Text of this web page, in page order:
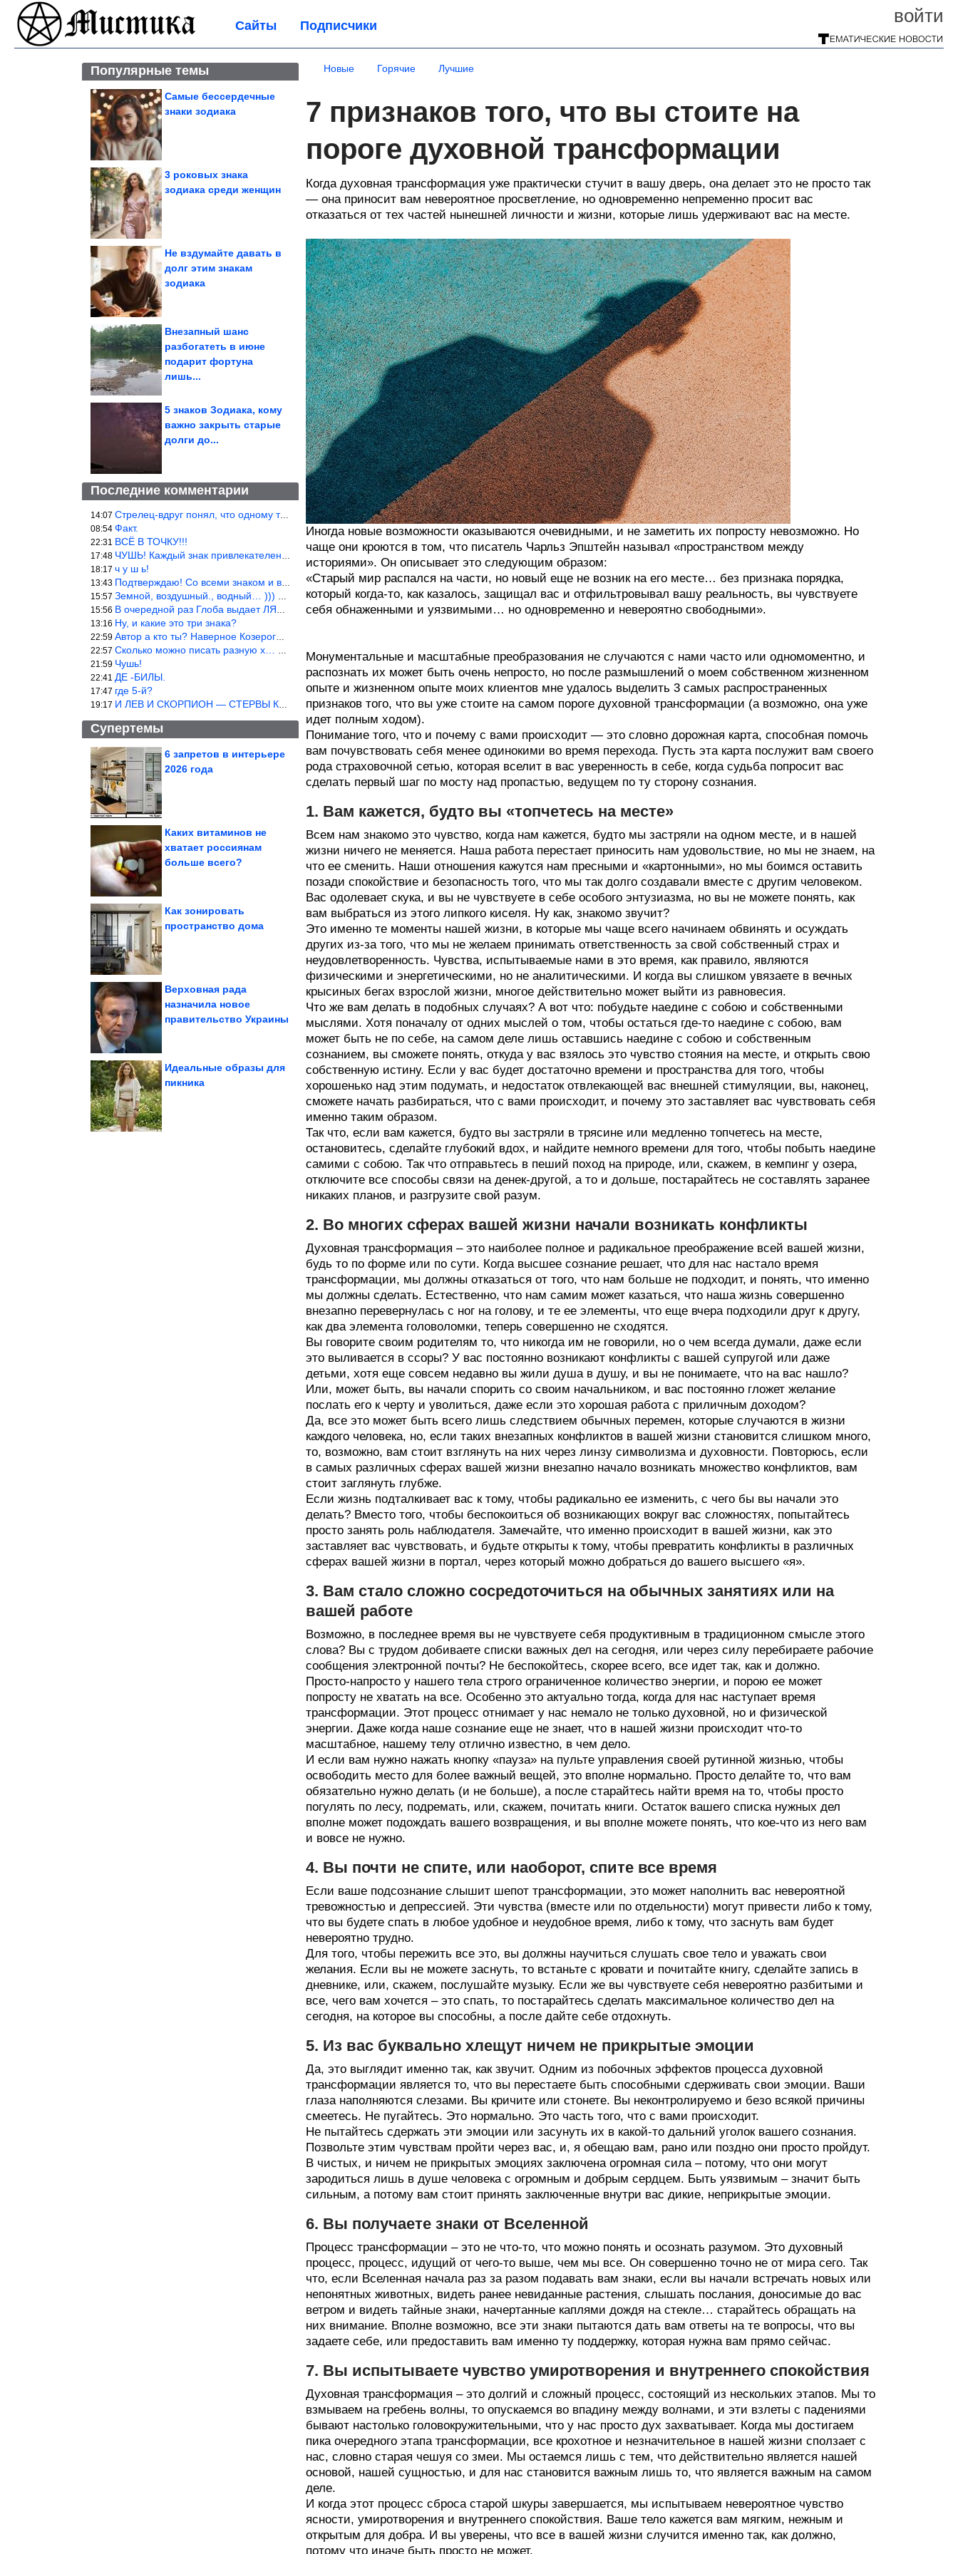
войти
Сайты Подписчики
Популярные темы
Самые бессердечные
знаки зодиака
3 роковых знака
зодиака среди женщин
Не вздумайте давать в
долг этим знакам
зодиака
Внезапный шанс
разбогатеть в июне
подарит фортуна
лишь...
5 знаков Зодиака, кому
важно закрыть старые
долги до...
Последние комментарии
14:07 Стрелец-вдруг понял, что одному то и жить легче.
08:54 Факт.
22:31 ВСЁ В ТОЧКУ!!!
17:48 ЧУШЬ! Каждый знак привлекателен! И среди Весов, Близнецов встреч
18:17 ч у ш ь!
13:43 Подтверждаю! Со всеми знаком и все одиноки и Я )))
15:57 Земной, воздушный., водный… ))) выбери сам трех из 9 )))
15:56 В очередной раз Глоба выдает ЛЯП! А корректоры, редакторы пропус
13:16 Ну, и какие это три знака?
22:59 Автор а кто ты? Наверное Козерог… Рога жена Рыба наставила ))
22:57 Сколько можно писать разную х… йню? Автор что то обкурился?
21:59 Чушь!
22:41 ДЕ -БИЛЫ.
17:47 где 5-й?
19:17 И ЛЕВ И СКОРПИОН — СТЕРВЫ КАКИХ ЕЩЕ ПОИСКАТЬ НАДО
Супертемы
Вещи, без которых
6 запретов в интерьере
2026 года
Каких витаминов не
хватает россиянам
больше всего?
Как зонировать
пространство дома
Супругов из России
Верховная рада
назначила новое
правительство Украины
Необычные идеи, после
Идеальные образы для
пикника
Новые Горячие Лучшие
7 признаков того, что вы стоите на
пороге духовной трансформации
Когда духовная трансформация уже практически стучит в вашу дверь, она делает это не просто так
— она приносит вам невероятное просветление, но одновременно непременно просит вас
отказаться от тех частей нынешней личности и жизни, которые лишь удерживают вас на месте.
Иногда новые возможности оказываются очевидными, и не заметить их попросту невозможно. Но
чаще они кроются в том, что писатель Чарльз Эпштейн называл «пространством между
историями». Он описывает это следующим образом:
«Старый мир распался на части, но новый еще не возник на его месте… без признака порядка,
который когда-то, как казалось, защищал вас и отфильтровывал вашу реальность, вы чувствуете
себя обнаженными и уязвимыми… но одновременно и невероятно свободными».
Монументальные и масштабные преобразования не случаются с нами часто или одномоментно, и
распознать их может быть очень непросто, но после размышлений о моем собственном жизненном
опыте и жизненном опыте моих клиентов мне удалось выделить 3 самых распространенных
признаков того, что вы уже стоите на самом пороге духовной трансформации (а возможно, она уже
идет полным ходом).
Понимание того, что и почему с вами происходит — это словно дорожная карта, способная помочь
вам почувствовать себя менее одинокими во время перехода. Пусть эта карта послужит вам своего
рода страховочной сетью, которая вселит в вас уверенность в себе, когда судьба попросит вас
сделать первый шаг по мосту над пропастью, ведущем по ту сторону сознания.
1. Вам кажется, будто вы «топчетесь на месте»
Всем нам знакомо это чувство, когда нам кажется, будто мы застряли на одном месте, и в нашей
жизни ничего не меняется. Наша работа перестает приносить нам удовольствие, но мы не знаем, на
что ее сменить. Наши отношения кажутся нам пресными и «картонными», но мы боимся оставить
позади спокойствие и безопасность того, что мы так долго создавали вместе с другим человеком.
Вас одолевает скука, и вы не чувствуете в себе особого энтузиазма, но вы не можете понять, как
вам выбраться из этого липкого киселя. Ну как, знакомо звучит?
Это именно те моменты нашей жизни, в которые мы чаще всего начинаем обвинять и осуждать
других из-за того, что мы не желаем принимать ответственность за свой собственный страх и
неудовлетворенность. Чувства, испытываемые нами в это время, как правило, являются
физическими и энергетическими, но не аналитическими. И когда вы слишком увязаете в вечных
крысиных бегах взрослой жизни, многое действительно может выйти из равновесия.
Что же вам делать в подобных случаях? А вот что: побудьте наедине с собою и собственными
мыслями. Хотя поначалу от одних мыслей о том, чтобы остаться где-то наедине с собою, вам
может быть не по себе, на самом деле лишь оставшись наедине с собою и собственным
сознанием, вы сможете понять, откуда у вас взялось это чувство стояния на месте, и открыть свою
собственную истину. Если у вас будет достаточно времени и пространства для того, чтобы
хорошенько над этим подумать, и недостаток отвлекающей вас внешней стимуляции, вы, наконец,
сможете начать разбираться, что с вами происходит, и почему это заставляет вас чувствовать себя
именно таким образом.
Так что, если вам кажется, будто вы застряли в трясине или медленно топчетесь на месте,
остановитесь, сделайте глубокий вдох, и найдите немного времени для того, чтобы побыть наедине
самими с собою. Так что отправьтесь в пеший поход на природе, или, скажем, в кемпинг у озера,
отключите все способы связи на денек-другой, а то и дольше, постарайтесь не составлять заранее
никаких планов, и разгрузите свой разум.
2. Во многих сферах вашей жизни начали возникать конфликты
Духовная трансформация – это наиболее полное и радикальное преображение всей вашей жизни,
будь то по форме или по сути. Когда высшее сознание решает, что для нас настало время
трансформации, мы должны отказаться от того, что нам больше не подходит, и понять, что именно
мы должны сделать. Естественно, что нам самим может казаться, что наша жизнь совершенно
внезапно перевернулась с ног на голову, и те ее элементы, что еще вчера подходили друг к другу,
как два элемента головоломки, теперь совершенно не сходятся.
Вы говорите своим родителям то, что никогда им не говорили, но о чем всегда думали, даже если
это выливается в ссоры? У вас постоянно возникают конфликты с вашей супругой или даже
детьми, хотя еще совсем недавно вы жили душа в душу, и вы не понимаете, что на вас нашло?
Или, может быть, вы начали спорить со своим начальником, и вас постоянно гложет желание
послать его к черту и уволиться, даже если это хорошая работа с приличным доходом?
Да, все это может быть всего лишь следствием обычных перемен, которые случаются в жизни
каждого человека, но, если таких внезапных конфликтов в вашей жизни становится слишком много,
то, возможно, вам стоит взглянуть на них через линзу символизма и духовности. Повторюсь, если
в самых различных сферах вашей жизни внезапно начало возникать множество конфликтов, вам
стоит заглянуть глубже.
Если жизнь подталкивает вас к тому, чтобы радикально ее изменить, с чего бы вы начали это
делать? Вместо того, чтобы беспокоиться об возникающих вокруг вас сложностях, попытайтесь
просто занять роль наблюдателя. Замечайте, что именно происходит в вашей жизни, как это
заставляет вас чувствовать, и будьте открыты к тому, чтобы превратить конфликты в различных
сферах вашей жизни в портал, через который можно добраться до вашего высшего «я».
3. Вам стало сложно сосредоточиться на обычных занятиях или на
вашей работе
Возможно, в последнее время вы не чувствуете себя продуктивным в традиционном смысле этого
слова? Вы с трудом добиваете списки важных дел на сегодня, или через силу перебираете рабочие
сообщения электронной почты? Не беспокойтесь, скорее всего, все идет так, как и должно.
Просто-напросто у нашего тела строго ограниченное количество энергии, и порою ее может
попросту не хватать на все. Особенно это актуально тогда, когда для нас наступает время
трансформации. Этот процесс отнимает у нас немало не только духовной, но и физической
энергии. Даже когда наше сознание еще не знает, что в нашей жизни происходит что-то
масштабное, нашему телу отлично известно, в чем дело.
И если вам нужно нажать кнопку «пауза» на пульте управления своей рутинной жизнью, чтобы
освободить место для более важный вещей, это вполне нормально. Просто делайте то, что вам
обязательно нужно делать (и не больше), а после старайтесь найти время на то, чтобы просто
погулять по лесу, подремать, или, скажем, почитать книги. Остаток вашего списка нужных дел
вполне может подождать вашего возвращения, и вы вполне можете понять, что кое-что из него вам
и вовсе не нужно.
4. Вы почти не спите, или наоборот, спите все время
Если ваше подсознание слышит шепот трансформации, это может наполнить вас невероятной
тревожностью и депрессией. Эти чувства (вместе или по отдельности) могут привести либо к тому,
что вы будете спать в любое удобное и неудобное время, либо к тому, что заснуть вам будет
невероятно трудно.
Для того, чтобы пережить все это, вы должны научиться слушать свое тело и уважать свои
желания. Если вы не можете заснуть, то встаньте с кровати и почитайте книгу, сделайте запись в
дневнике, или, скажем, послушайте музыку. Если же вы чувствуете себя невероятно разбитыми и
все, чего вам хочется – это спать, то постарайтесь сделать максимальное количество дел на
сегодня, на которое вы способны, а после дайте себе отдохнуть.
5. Из вас буквально хлещут ничем не прикрытые эмоции
Да, это выглядит именно так, как звучит. Одним из побочных эффектов процесса духовной
трансформации является то, что вы перестаете быть способными сдерживать свои эмоции. Ваши
глаза наполняются слезами. Вы кричите или стонете. Вы неконтролируемо и безо всякой причины
смеетесь. Не пугайтесь. Это нормально. Это часть того, что с вами происходит.
Не пытайтесь сдержать эти эмоции или засунуть их в какой-то дальний уголок вашего сознания.
Позвольте этим чувствам пройти через вас, и, я обещаю вам, рано или поздно они просто пройдут.
В чистых, и ничем не прикрытых эмоциях заключена огромная сила – потому, что они могут
зародиться лишь в душе человека с огромным и добрым сердцем. Быть уязвимым – значит быть
сильным, а потому вам стоит принять заключенные внутри вас дикие, неприкрытые эмоции.
6. Вы получаете знаки от Вселенной
Процесс трансформации – это не что-то, что можно понять и осознать разумом. Это духовный
процесс, процесс, идущий от чего-то выше, чем мы все. Он совершенно точно не от мира сего. Так
что, если Вселенная начала раз за разом подавать вам знаки, если вы начали встречать новых или
непонятных животных, видеть ранее невиданные растения, слышать послания, доносимые до вас
ветром и видеть тайные знаки, начертанные каплями дождя на стекле… старайтесь обращать на
них внимание. Вполне возможно, все эти знаки пытаются дать вам ответы на те вопросы, что вы
задаете себе, или предоставить вам именно ту поддержку, которая нужна вам прямо сейчас.
7. Вы испытываете чувство умиротворения и внутреннего спокойствия
Духовная трансформация – это долгий и сложный процесс, состоящий из нескольких этапов. Мы то
взмываем на гребень волны, то опускаемся во впадину между волнами, и эти взлеты с падениями
бывают настолько головокружительными, что у нас просто дух захватывает. Когда мы достигаем
пика очередного этапа трансформации, все крохотное и незначительное в нашей жизни сползает с
нас, словно старая чешуя со змеи. Мы остаемся лишь с тем, что действительно является нашей
основой, нашей сущностью, и для нас становится важным лишь то, что является важным на самом
деле.
И когда этот процесс сброса старой шкуры завершается, мы испытываем невероятное чувство
ясности, умиротворения и внутреннего спокойствия. Ваше тело кажется вам мягким, нежным и
открытым для добра. И вы уверены, что все в вашей жизни случится именно так, как должно,
потому что иначе быть просто не может.